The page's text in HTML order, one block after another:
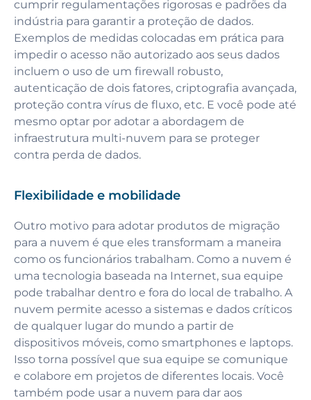
cumprir regulamentações rigorosas e padrões da
indústria para garantir a proteção de dados.
Exemplos de medidas colocadas em prática para
impedir o acesso não autorizado aos seus dados
incluem o uso de um firewall robusto,
autenticação de dois fatores, criptografia avançada,
proteção contra vírus de fluxo, etc. E você pode até
mesmo optar por adotar a abordagem de
infraestrutura multi-nuvem para se proteger
contra perda de dados.
Flexibilidade e mobilidade
Outro motivo para adotar produtos de migração
para a nuvem é que eles transformam a maneira
como os funcionários trabalham. Como a nuvem é
uma tecnologia baseada na Internet, sua equipe
pode trabalhar dentro e fora do local de trabalho. A
nuvem permite acesso a sistemas e dados críticos
de qualquer lugar do mundo a partir de
dispositivos móveis, como smartphones e laptops.
Isso torna possível que sua equipe se comunique
e colabore em projetos de diferentes locais. Você
também pode usar a nuvem para dar aos